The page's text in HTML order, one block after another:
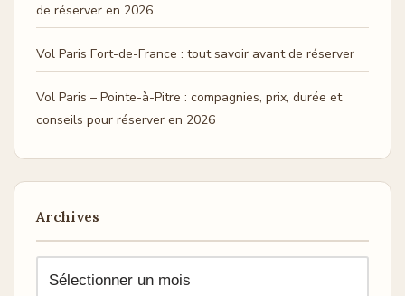
de réserver en 2026
Vol Paris Fort-de-France : tout savoir avant de réserver
Vol Paris – Pointe-à-Pitre : compagnies, prix, durée et
conseils pour réserver en 2026
Archives